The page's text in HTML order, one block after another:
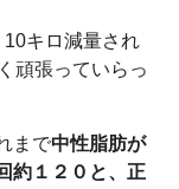
キロ減量され
頑張っていらっ
まで中性脂肪が
約１２０と、正